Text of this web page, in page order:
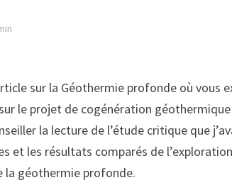
sur la Géothermie profonde où vous
le projet de cogénération
la lecture de l’étude critique que
et les résultats comparés de
la géothermie profonde.